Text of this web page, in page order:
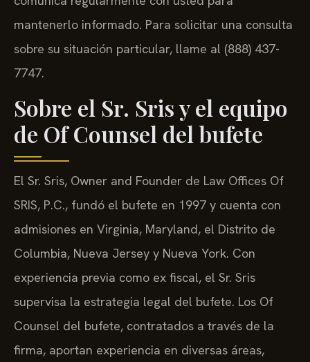
mantenerlo informado. Para solicitar una consulta
sobre su situación particular, llame al (888) 437-
7747.
Sobre el Sr. Sris y el equipo
de Of Counsel del bufete
El Sr. Sris, Owner and Founder de Law Offices Of
SRIS, P.C., fundó el bufete en 1997 y cuenta con
admisiones en Virginia, Maryland, el Distrito de
Columbia, Nueva Jersey y Nueva York. Con
experiencia previa como ex fiscal, el Sr. Sris
supervisa la estrategia legal del bufete. Los Of
Counsel del bufete, contratados a través de la
firma, aportan experiencia en diversas áreas,